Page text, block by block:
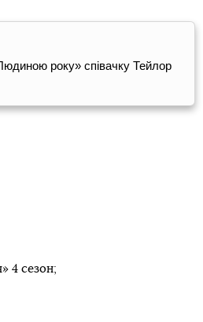
року» співачку Тейлор
4 сезон;